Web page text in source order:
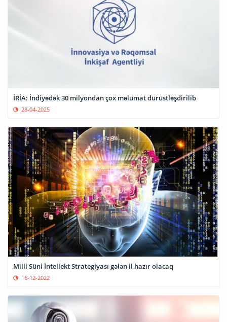
İRİA: İndiyədək 30 milyondan çox məlumat dürüstləşdirilib
28-04-2025
Milli Süni İntellekt Strategiyası gələn il hazır olacaq
16-12-2022